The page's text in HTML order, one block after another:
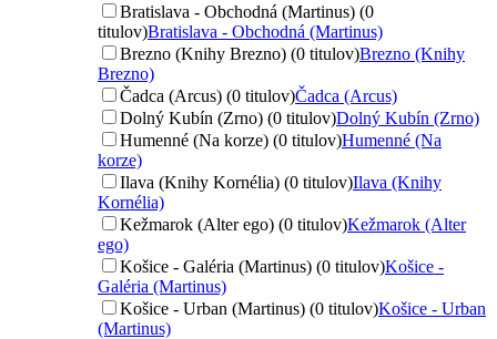
Bratislava - Obchodná (Martinus) (0
titulov)Bratislava - Obchodná (Martinus)
Brezno (Knihy Brezno) (0 titulov)Brezno (Knihy
Brezno)
Čadca (Arcus) (0 titulov)Čadca (Arcus)
Dolný Kubín (Zrno) (0 titulov)Dolný Kubín (Zrno)
Humenné (Na korze) (0 titulov)Humenné (Na
korze)
Ilava (Knihy Kornélia) (0 titulov)Ilava (Knihy
Kornélia)
Kežmarok (Alter ego) (0 titulov)Kežmarok (Alter
ego)
Košice - Galéria (Martinus) (0 titulov)Košice -
Galéria (Martinus)
Košice - Urban (Martinus) (0 titulov)Košice - Urban
(Martinus)